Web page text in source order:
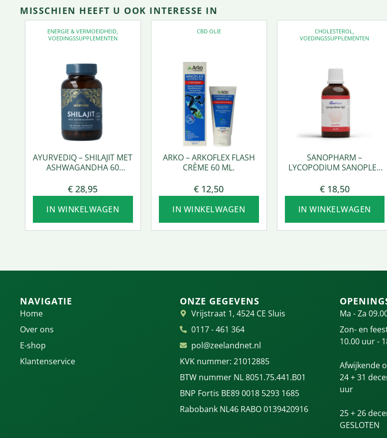
MISSCHIEN HEEFT U OOK INTERESSE IN
ENERGIE & VERMOEIDHEID,
VOEDINGSSUPPLEMENTEN
AYURVEDIQ – SHILAJIT MET
ASHWAGANDHA 60
€ 28,95
IN WINKELWAGEN
CBD OLIE
ARKO – ARKOFLEX FLASH
CRÈME 60 ML.
€ 12,50
IN WINKELWAGEN
CHOLESTEROL,
VOEDINGSSUPPLEMENTEN
SANOPHARM –
LYCOPODIUM SANOPLEX
€18,50
IN WINKELWAGEN
NAVIGATIE
Home
Over ons
E-shop
Klantenservice
ONZE GEGEVENS
Vrijstraat 1, 4524 CE Sluis
0117 - 461 364
pol@zeelandnet.nl
KVK nummer: 21012885
BTW nummer NL 8051.75.441.B01
BNP Fortis BE89 0018 5293 1685
Rabobank NL46 RABO 0139420916
Ma - Za
Zon- en
10.00 uur -
Afwijkende
24 + 31
uur
25 + 26
GESLOTEN